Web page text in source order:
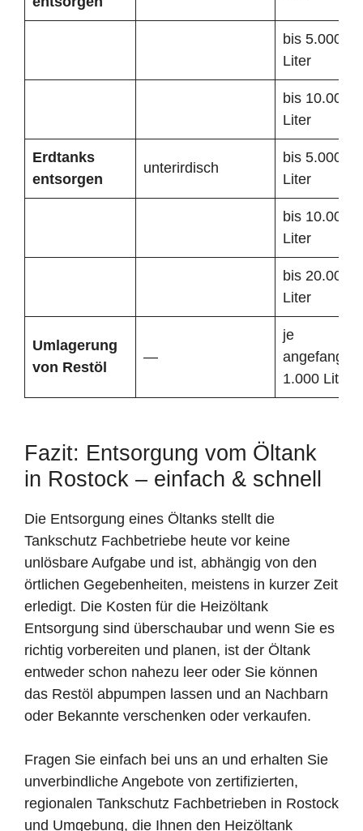
bis 5.000
Liter
bis 10.000
Liter
Erdtanks
entsorgen
unterirdisch
bis 5.000
Liter
bis 10.000
Liter
bis 20.000
Liter
Umlagerung
von Restöl
—
je
1.000 Liter
Fazit: Entsorgung vom Öltank
in Rostock – einfach & schnell
Die Entsorgung eines Öltanks stellt die
Tankschutz Fachbetriebe heute vor keine
unlösbare Aufgabe und ist, abhängig von den
örtlichen Gegebenheiten, meistens in kurzer Zeit
erledigt. Die Kosten für die Heizöltank
Entsorgung sind überschaubar und wenn Sie es
richtig vorbereiten und planen, ist der Öltank
entweder schon nahezu leer oder Sie können
das Restöl abpumpen lassen und an Nachbarn
oder Bekannte verschenken oder verkaufen.
Fragen Sie einfach bei uns an und erhalten Sie
unverbindliche Angebote von zertifizierten,
regionalen Tankschutz Fachbetrieben in Rostock
und Umgebung, die Ihnen den Heizöltank